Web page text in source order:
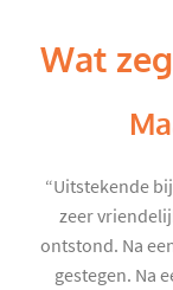
Wat
“Uitstekende
zeer
ontstond. Na
gestegen. Na